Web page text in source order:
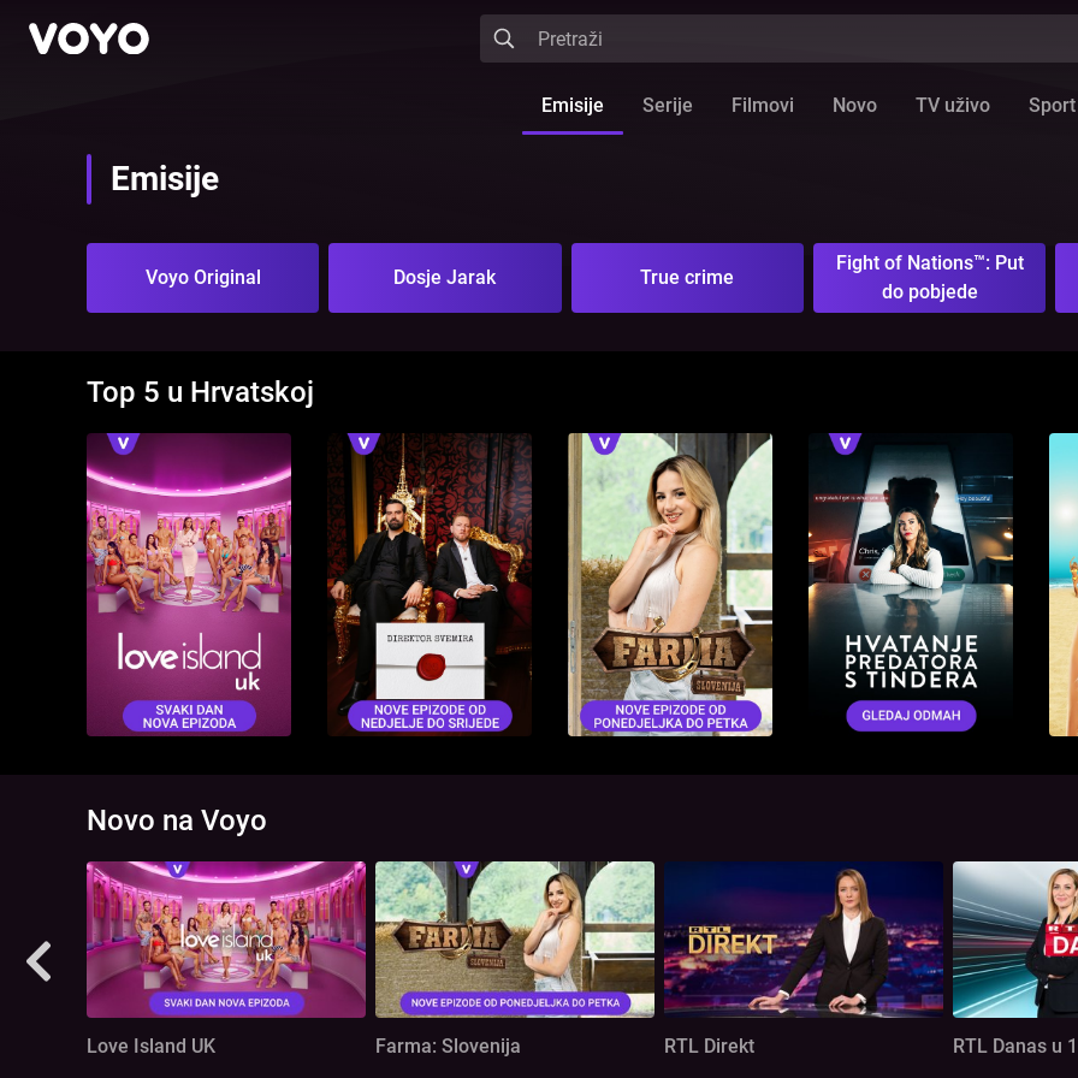
Emisije Serije Filmovi Novo TV uživo Sport
Emisije
Voyo Original Dosje Jarak True crime
Fight of Nations™: Put
do pobjede
Top 5 u Hrvatskoj
Novo na Voyo
Love Island UK Farma: Slovenija RTL Direkt RTL Danas u